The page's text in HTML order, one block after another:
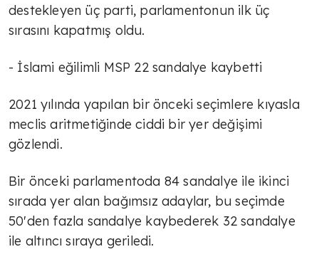
destekleyen üç parti, parlamentonun ilk üç
sırasını kapatmış oldu.
- İslami eğilimli MSP 22 sandalye kaybetti
2021 yılında yapılan bir önceki seçimlere kıyasla
meclis aritmetiğinde ciddi bir yer değişimi
gözlendi.
Bir önceki parlamentoda 84 sandalye ile ikinci
sırada yer alan bağımsız adaylar, bu seçimde
50'den fazla sandalye kaybederek 32 sandalye
ile altıncı sıraya geriledi.